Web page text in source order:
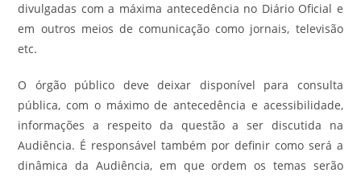
divulgadas com a máxima antecedência no Diário Oficial e
em outros meios de comunicação como jornais, televisão
etc.
O órgão público deve deixar disponível para consulta
pública, com o máximo de antecedência e acessibilidade,
informações a respeito da questão a ser discutida na
Audiência. É responsável também por definir como será a
dinâmica da Audiência, em que ordem os temas serão